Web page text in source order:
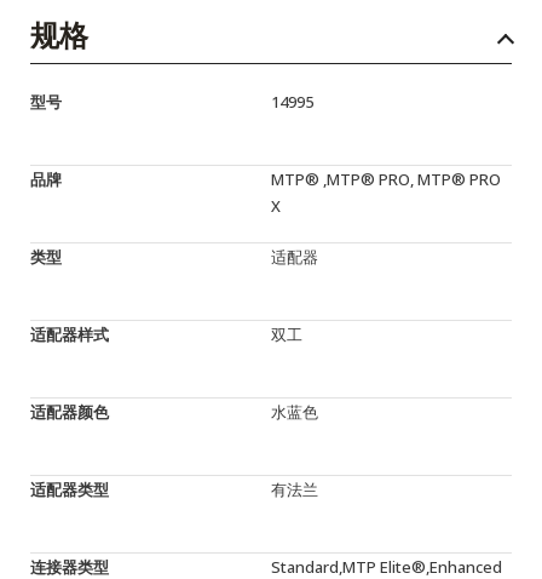
规格
型号 14995
品牌
MTP® ,MTP® PRO, MTP® PRO
X
类型 适配器
适配器样式 双工
适配器颜色 水蓝色
适配器类型 有法兰
连接器类型 Standard,MTP Elite®,Enhanced